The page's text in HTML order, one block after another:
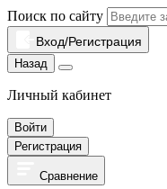
Поиск по сайту
Вход/Регистрация
Назад
Личный кабинет
Войти
Регистрация
Сравнение